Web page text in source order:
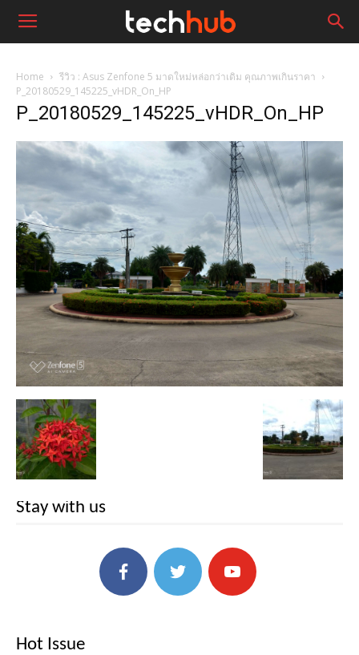
Home
รีวิว : Asus Zenfone 5 มาดใหม่หล่อกว่าเดิม คุณภาพเกินราคา
P_20180529_145225_vHDR_On_HP
P_20180529_145225_vHDR_On_HP
Stay with us
Hot Issue